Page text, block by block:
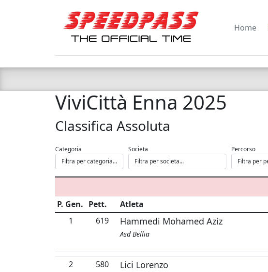
Home
ViviCittà Enna 2025
Classifica Assoluta
Categoria Societa Percorso
P. Gen. Pett. Atleta
1
619 Hammedi Mohamed Aziz
Asd Bellia
2 580 Lici Lorenzo